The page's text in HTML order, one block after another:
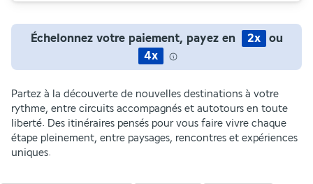
Échelonnez votre paiement, payez en 2x
ou
4x
Partez à la découverte de nouvelles destinations à votre
rythme, entre circuits accompagnés et autotours en toute
liberté. Des itinéraires pensés pour vous faire vivre chaque
étape pleinement, entre paysages, rencontres et expériences
uniques.